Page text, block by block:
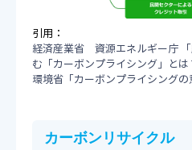
引用：
経済産業省 資源エネルギー庁
む「カーボンプライシング」とは
環境省「カーボンプライシングの
カーボンリサイクル